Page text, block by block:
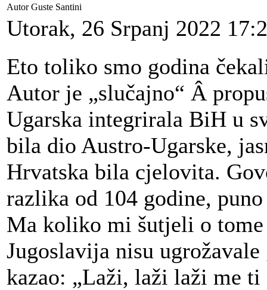
Autor Guste Santini
Utorak, 26 Srpanj 2022
Eto toliko smo godina
Autor je „slučajno“ Â
Ugarska integrirala BiH u
bila dio Austro-Ugarske,
Hrvatska bila cjelovita.
razlika od 104 godine,
Ma koliko mi šutjeli o tome
Jugoslavija nisu
kazao: „Laži, laži laži me ti